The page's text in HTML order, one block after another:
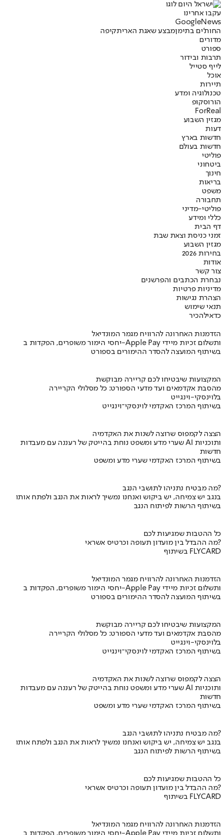
עקבו אחרינו
Googl eNews
החות'ים בתימןמבצע שאגת האריתקיפה
מדורים
ספורט
תרבות ובידור
לייף סטייל
אוכל
תיירות
טכנולוגיה ומדע
הורוסקופ
ForReal
מגזין השבוע
דעות
חדשות בארץ
חדשות בעולם
פוליטי
ביטחוני
חינוך
בריאות
משפט
תחבורה
פוליטי-מדיני
כללי ומידע
דף הבית
זמני כניסת וצאת שבת
מגזין השבוע
בחירות 2026
אודות
צור קשר
נבחרת הכתבים והפרשנים
מדיניות פרטיות
הצהרת נגישות
תנאי שימוש
כדאילהכיר
הזדמנות האחרונה להרוויח מגמר המונדיאל
יחסי הימור משופרים, הפקדות ב-Apple Pay ותשלום זכיות מיידי
בשיתוף המועצה להסדר ההימורים בספורט
המקצועות שיבטיחו לכם קריירה מבוקשת
מהסבת אקדמאים ועד מדעי הספורט: כל מסלולי הקריירה
בלוינסקי-וינגייט
בשיתוף המרכז האקדמי לוינסקי־וינגייט
הצצה לקמפוס שרוצה לשנות את האקדמיה
שערי מדע ומשפט נוחת בהייטק של רעננה עם מעבדות AI ותוכניות
חדשות
בשיתוף המרכז האקדמי שערי מדע ומשפט
מה מבטיח נתניהו לתושבי הנגב?
בנגב יש צמיחה, יש ביקוש ואנחנו נמשיך לראות את הנגב ולפתח אותו
בשיתוף הרשות לפיתוח הנגב
כל ההטבות שמגיעות לכם
מה ההבדל בין מועדון תעופה וכרטיס אשראי?
בשיתוף FLYCARD
הזדמנות האחרונה להרוויח מגמר המונדיאל
יחסי הימור משופרים, הפקדות ב-Apple Pay ותשלום זכיות מיידי
בשיתוף המועצה להסדר ההימורים בספורט
המקצועות שיבטיחו לכם קריירה מבוקשת
מהסבת אקדמאים ועד מדעי הספורט: כל מסלולי הקריירה
בלוינסקי-וינגייט
בשיתוף המרכז האקדמי לוינסקי־וינגייט
הצצה לקמפוס שרוצה לשנות את האקדמיה
שערי מדע ומשפט נוחת בהייטק של רעננה עם מעבדות AI ותוכניות
חדשות
בשיתוף המרכז האקדמי שערי מדע ומשפט
מה מבטיח נתניהו לתושבי הנגב?
בנגב יש צמיחה, יש ביקוש ואנחנו נמשיך לראות את הנגב ולפתח אותו
בשיתוף הרשות לפיתוח הנגב
כל ההטבות שמגיעות לכם
מה ההבדל בין מועדון תעופה וכרטיס אשראי?
בשיתוף FLYCARD
הזדמנות האחרונה להרוויח מגמר המונדיאל